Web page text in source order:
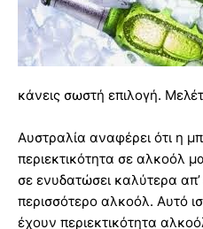
κάνεις σωστή επιλογή.
Αυστραλία αναφέρει ότι η
περιεκτικότητα σε αλκοόλ
σε ενυδατώσει καλύτερα
περισσότερο αλκοόλ. Αυτό
έχουν περιεκτικότητα